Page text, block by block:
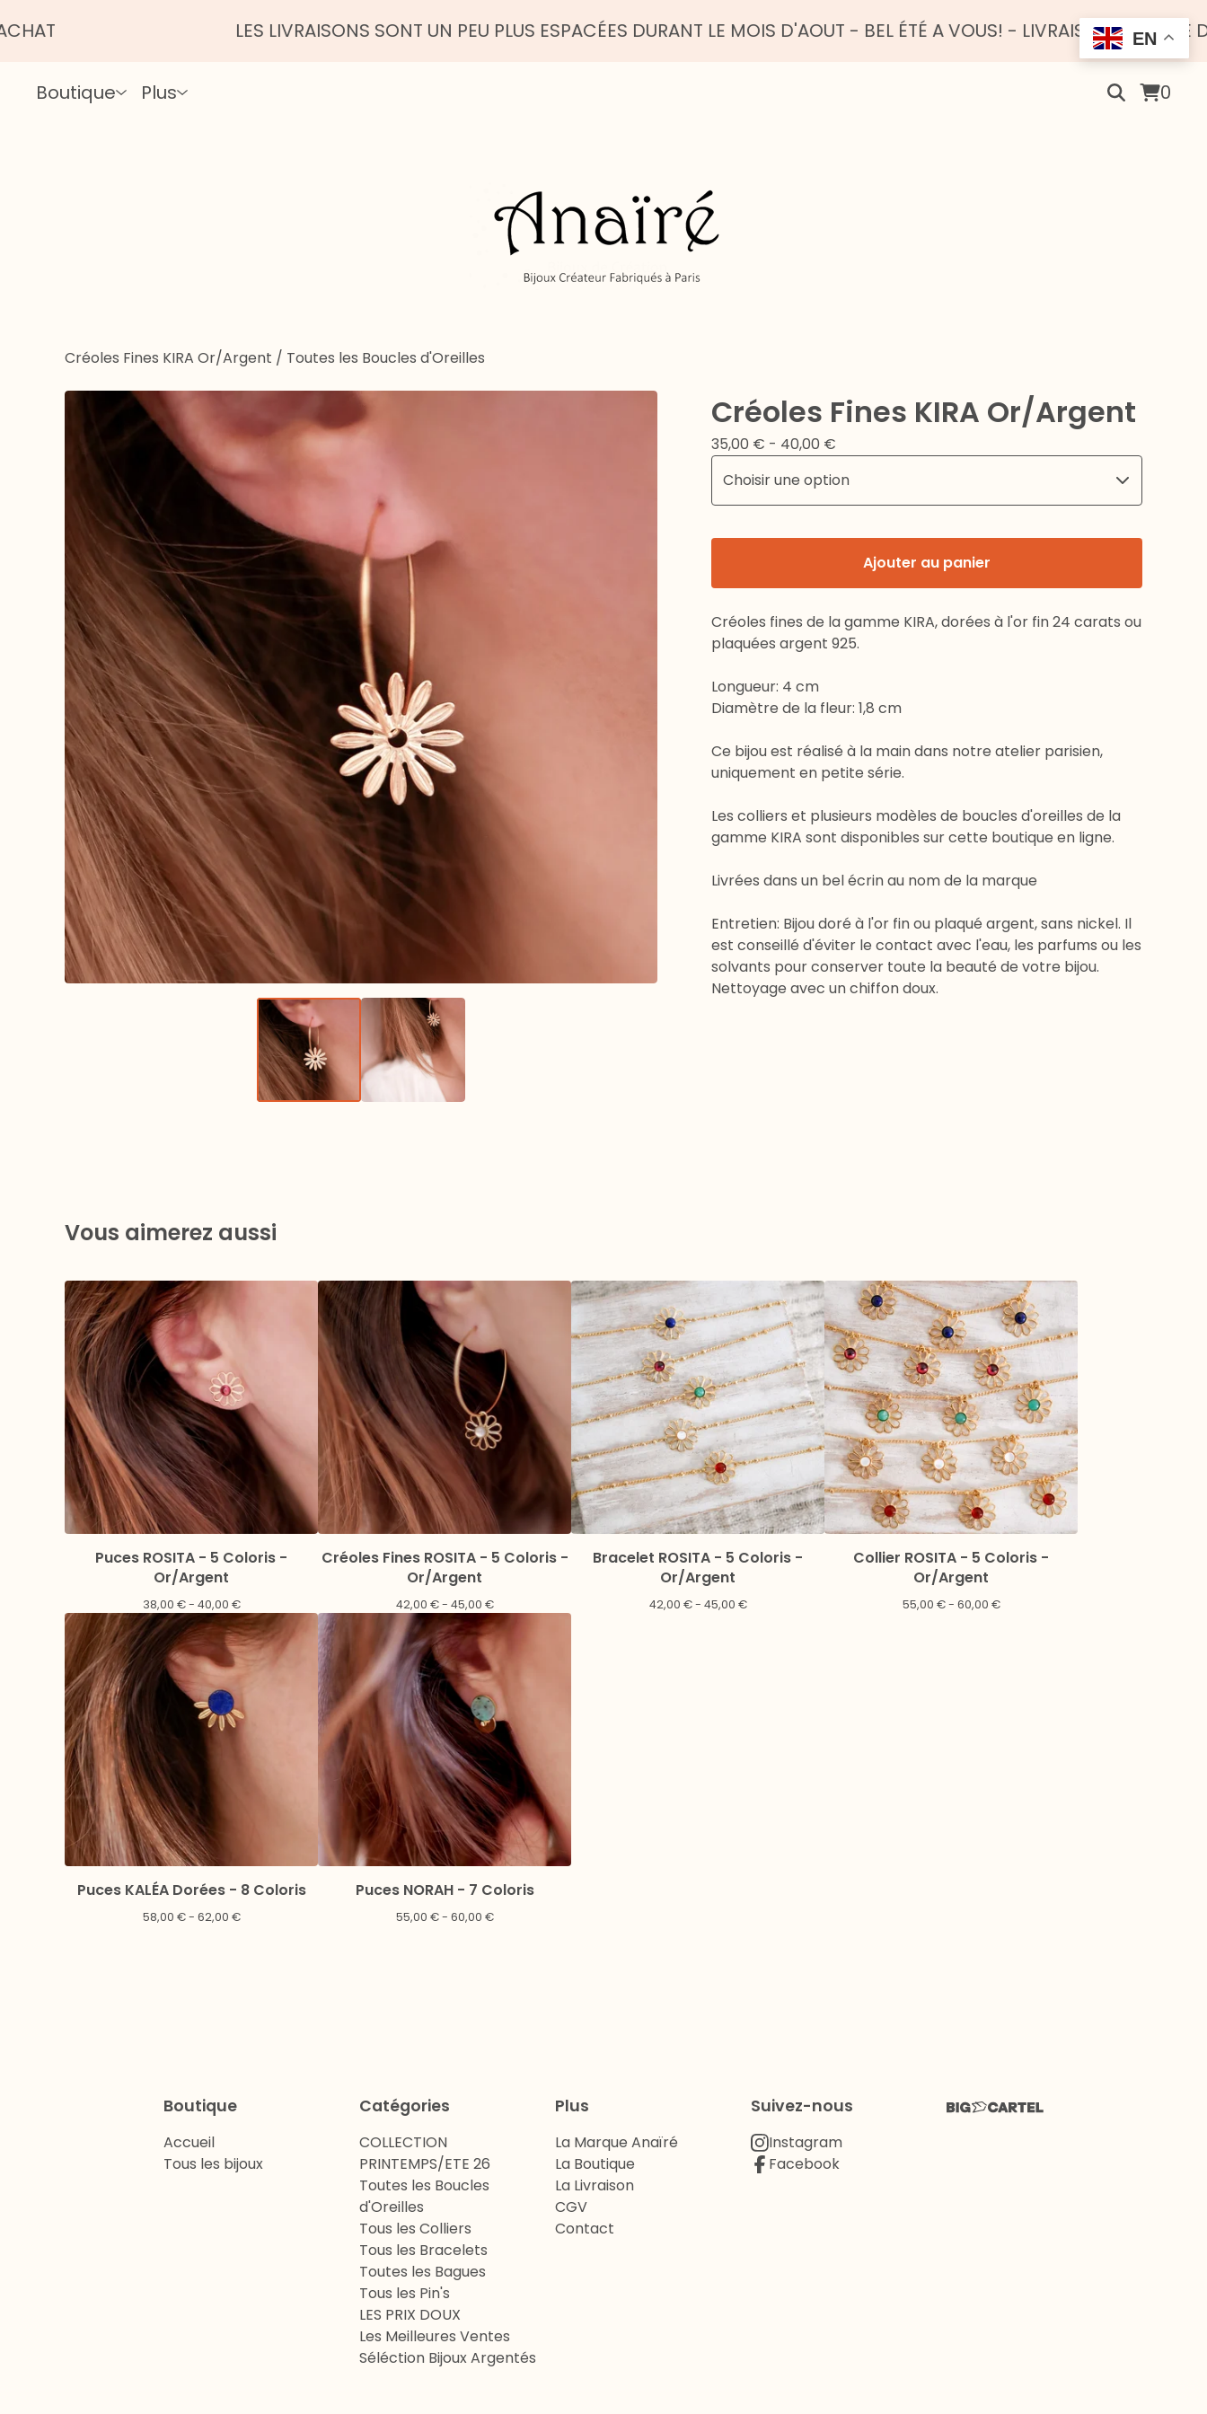
LES LIVRAISONS SONT UN PEU PLUS ESPACÉES DURANT LE MOIS D'AOUT - BEL ÉTÉ A VOUS! - LIVRAISON OFFERTE DÈS 100
Boutique Plus 0
Créoles Fines KIRA Or/Argent / Toutes les Boucles d'Oreilles
Créoles Fines KIRA Or/Argent
35,00 € - 40,00 €
Ajouter au panier
Créoles fines de la gamme KIRA, dorées à l'or fin 24 carats ou
plaquées argent 925.
Longueur: 4 cm
Diamètre de la fleur: 1,8 cm
Ce bijou est réalisé à la main dans notre atelier parisien,
uniquement en petite série.
Les colliers et plusieurs modèles de boucles d'oreilles de la
gamme KIRA sont disponibles sur cette boutique en ligne.
Livrées dans un bel écrin au nom de la marque
Entretien: Bijou doré à l'or fin ou plaqué argent, sans nickel. Il
est conseillé d'éviter le contact avec l'eau, les parfums ou les
solvants pour conserver toute la beauté de votre bijou.
Nettoyage avec un chiffon doux.
Vous aimerez aussi
Puces ROSITA - 5 Coloris -
Or/Argent
38,00 €- 40,00 €
Créoles Fines ROSITA - 5 Coloris -
Or/Argent
42,00 €- 45,00 €
Bracelet ROSITA - 5 Coloris -
Or/Argent
42,00 €- 45,00 €
Collier ROSITA - 5 Coloris -
Or/Argent
55,00 €- 60,00 €
Puces KALÉA Dorées - 8 Coloris
58,00 €- 62,00 €
Puces NORAH - 7 Coloris
55,00 €- 60,00 €
Boutique
Accueil
Tous les bijoux
Catégories
COLLECTION
PRINTEMPS/ETE 26
Toutes les Boucles
d'Oreilles
Tous les Colliers
Tous les Bracelets
Toutes les Bagues
Tous les Pin's
LES PRIX DOUX
Les Meilleures Ventes
Séléction Bijoux Argentés
Plus
La Marque Anaïré
La Boutique
La Livraison
CGV
Contact
Suivez-nous
Instagram
Facebook
EN